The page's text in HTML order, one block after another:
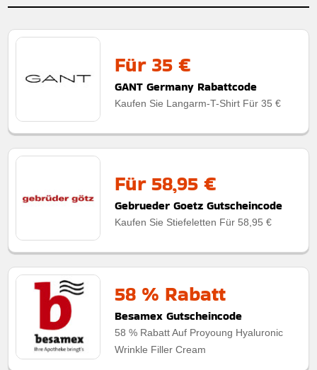
Für 35 €
GANT Germany Rabattcode
Kaufen Sie Langarm-T-Shirt Für 35 €
Für 58,95 €
Gebrueder Goetz Gutscheincode
Kaufen Sie Stiefeletten Für 58,95 €
58 % Rabatt
Besamex Gutscheincode
58 % Rabatt Auf Proyoung Hyaluronic
Wrinkle Filler Cream